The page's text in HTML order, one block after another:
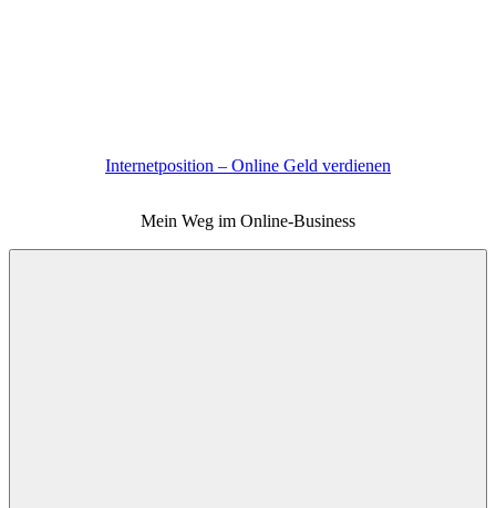
Internetposition – Online Geld verdienen
Mein Weg im Online-Business